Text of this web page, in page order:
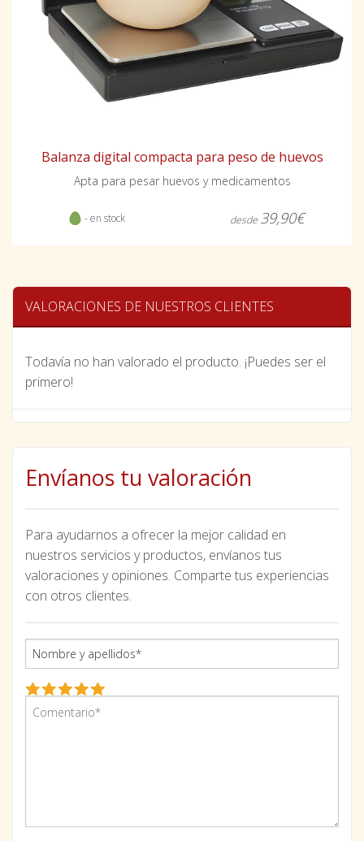
Balanza digital compacta para peso de huevos
Apta para pesar huevos y medicamentos
- en stock desde 39,90€
VALORACIONES DE NUESTROS CLIENTES
Todavía no han valorado el producto. ¡Puedes ser el
primero!
Envíanos tu valoración
Para ayudarnos a ofrecer la mejor calidad en
nuestros servicios y productos, envíanos tus
valoraciones y opiniones. Comparte tus experiencias
con otros clientes.